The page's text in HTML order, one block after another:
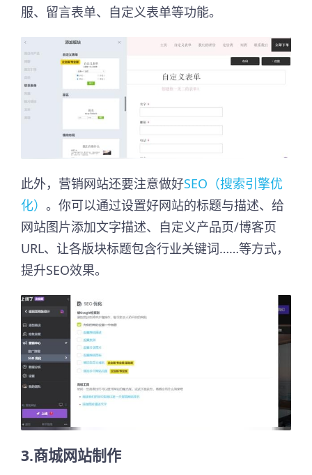
服、留言表单、自定义表单等功能。
此外，营销网站还要注意做好SEO（搜索引擎优
化） 。你可以通过设置好网站的标题与描述、给
网站图片添加文字描述、自定义产品页/博客页
URL、让各版块标题包含行业关键词……等方式，
提升SEO效果。
3.商城网站制作